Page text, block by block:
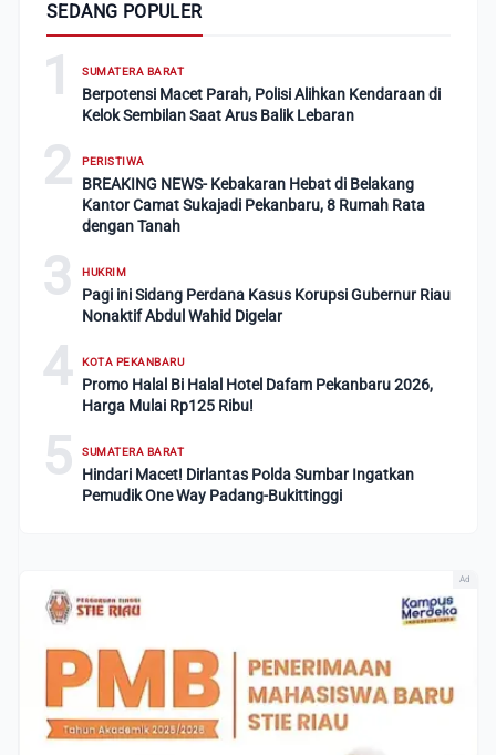
SEDANG POPULER
1 SUMATERA BARAT
Berpotensi Macet Parah, Polisi Alihkan Kendaraan di
Kelok Sembilan Saat Arus Balik Lebaran
2 PERISTIWA
BREAKING NEWS- Kebakaran Hebat di Belakang
Kantor Camat Sukajadi Pekanbaru, 8 Rumah Rata
dengan Tanah
3 HUKRIM
Pagi ini Sidang Perdana Kasus Korupsi Gubernur Riau
Nonaktif Abdul Wahid Digelar
4 KOTA PEKANBARU
Promo Halal Bi Halal Hotel Dafam Pekanbaru 2026,
Harga Mulai Rp125 Ribu!
5 SUMATERA BARAT
Hindari Macet! Dirlantas Polda Sumbar Ingatkan
Pemudik One Way Padang-Bukittinggi
Ad